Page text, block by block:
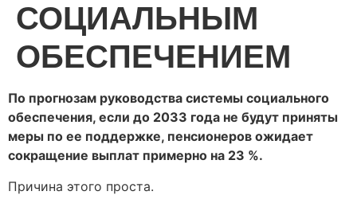
СОЦИАЛЬНЫМ
ОБЕСПЕЧЕНИЕМ
По прогнозам руководства системы социального
обеспечения, если до 2033 года не будут приняты
меры по ее поддержке, пенсионеров ожидает
сокращение выплат примерно на 23 %.
Причина этого проста.